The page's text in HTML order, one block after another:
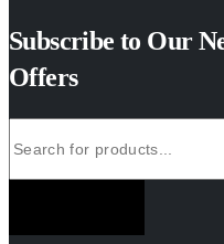
Subscribe to Our
Offers